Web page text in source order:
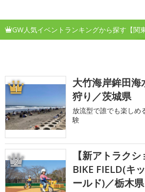
GW人気イベントランキングから探す【関東
1
大竹海岸鉾田海
狩り／茨城県
放流型で誰でも楽しめ
験
2
【新アトラク
BIKE FIELD(キ
ールド)／栃木県